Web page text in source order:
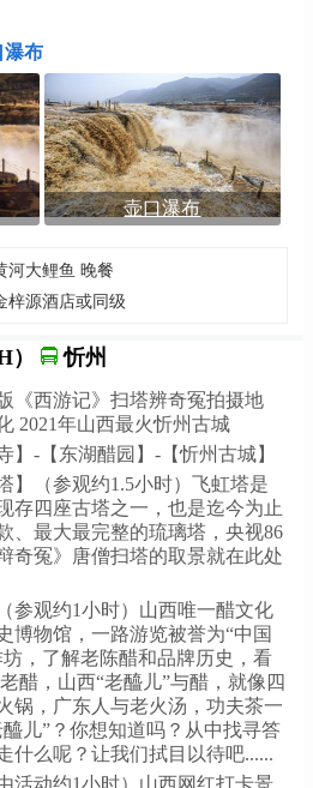
瀑布
壶口瀑布
河大鲤鱼 晚餐
梓源酒店或同级
） 忻州
《西游记》扫塔辨奇冤拍摄地
2021年山西最火忻州古城
】-【东湖醋园】-【忻州古城】
】（参观约1.5小时）飞虹塔是
存四座古塔之一，也是迄今为止
、最大最完整的琉璃塔，央视86
奇冤》唐僧扫塔的取景就在此处
参观约1小时）山西唯一醋文化
博物馆，一路游览被誉为“中国
，了解老陈醋和品牌历史，看
醋，山西“老醯儿”与醋，就像四
锅，广东人与老火汤，功夫茶一
儿”？你想知道吗？从中找寻答
什么呢？让我们拭目以待吧......
活动约1小时）山西网红打卡景